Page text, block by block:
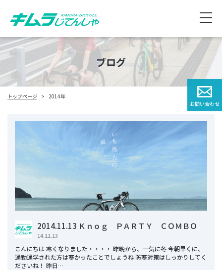
ブログ
トップページ 2014年
2014.11.13 Ｋｎｏｇ ＰＡＲＴＹ ＣＯＭＢＯ
14.11.13
こんにちは 寒くなりました・・・・ 昨晩から、一気に冬 今朝早くに、
通勤通学された方は寒かったことでしょうね 防寒対策はしっかりしてく
ださいね！ 昨日…
お問い合わせ